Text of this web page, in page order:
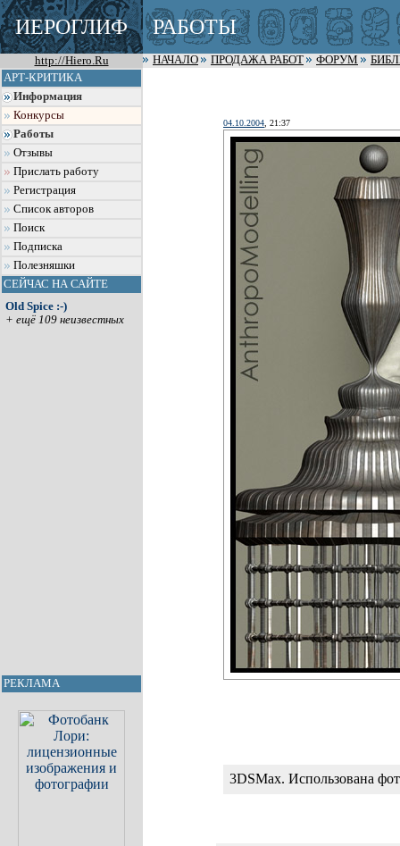
ИЕРОГЛИФ РАБОТЫ
http://Hiero.Ru НАЧАЛО ПРОДАЖА РАБОТ ФОРУМ
АРТ-КРИТИКА
Информация
Конкурсы
Работы
Отзывы
Прислать работу
Регистрация
Список авторов
Поиск
Подписка
Полезняшки
СЕЙЧАС НА САЙТЕ
Old Spice :-)
+ ещё 109 неизвестных
РЕКЛАМА
04.10.2004 , 21:37
3DSMax. Использована